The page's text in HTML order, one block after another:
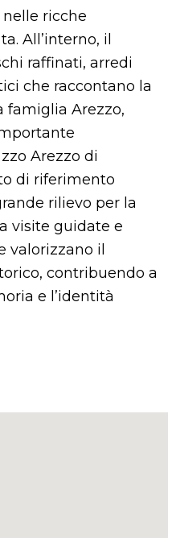
ricche
All’interno, il
raffinati, arredi
che raccontano la
famiglia Arezzo,
Arezzo di
di riferimento
rilievo per la
visite guidate e
valorizzano il
contribuendo a
e l’identità